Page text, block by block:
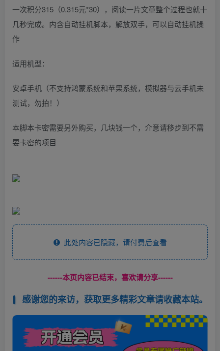
一次积分315（0.315元*30），阅读一片文章整个过程也就十
几秒完成。内含自动挂机脚本，解放双手，可以自动挂机操
作
适用机型：
安卓手机（不支持鸿蒙系统和苹果系统，模拟器与云手机未
测试，勿拍！）
本脚本卡密需要另外购买，几块钱一个，介意请移步到不需
要卡密的项目
此处内容已隐藏，请付费后查看
------本页内容已结束，喜欢请分享------
感谢您的来访，获取更多精彩文章请收藏本站。